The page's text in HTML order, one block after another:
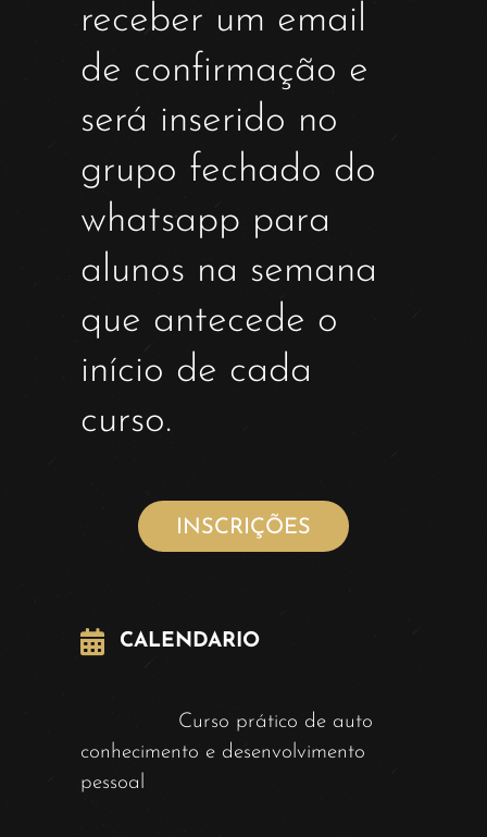
receber um email
de confirmação e
será inserido no
grupo fechado do
whatsapp para
alunos na semana
que antecede o
início de cada
curso.
INSCRIÇÕES
CALENDARIO
Curso prático de auto
conhecimento e desenvolvimento
pessoal